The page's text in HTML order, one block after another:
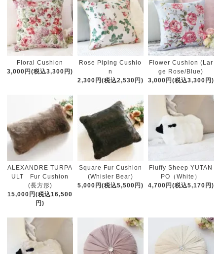
Floral Cushion
3,000円(税込3,300円)
Rose Piping Cushio
n
2,300円(税込2,530円)
Flower Cushion (Lar
ge Rose/Blue)
3,000円(税込3,300円)
ALEXANDRE TURPA
ULT Fur Cushion
(長方形)
15,000円(税込16,500
円)
Square Fur Cushion
(Whisler Bear)
5,000円(税込5,500円)
Fluffy Sheep YUTAN
PO（White）
4,700円(税込5,170円)